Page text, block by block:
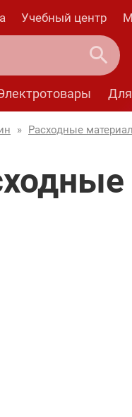
Учебный центр
» Расходные